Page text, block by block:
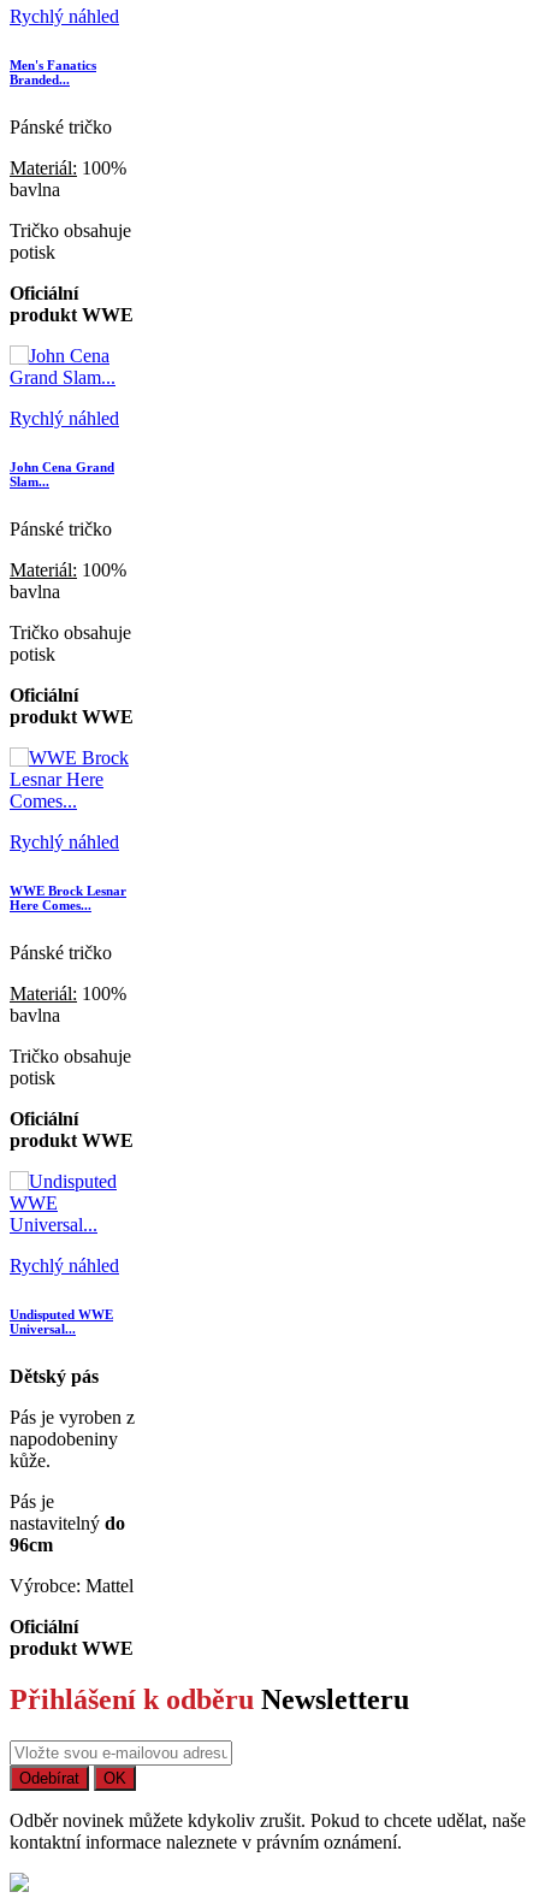
Rychlý náhled
Men's Fanatics
Branded...
Pánské tričko
Materiál: 100%
bavlna
Tričko obsahuje
potisk
Oficiální
produkt WWE
Rychlý náhled
John Cena Grand
Slam...
Pánské tričko
Materiál: 100%
bavlna
Tričko obsahuje
potisk
Oficiální
produkt WWE
Rychlý náhled
WWE Brock Lesnar
Here Comes...
Pánské tričko
Materiál: 100%
bavlna
Tričko obsahuje
potisk
Oficiální
produkt WWE
Rychlý náhled
Undisputed WWE
Universal...
Dětský pás
Pás je vyroben z
napodobeniny
kůže.
Pás je
nastavitelný do
96cm
Výrobce: Mattel
Oficiální
produkt WWE
Přihlášení k odběru Newsletteru
Odběr novinek můžete kdykoliv zrušit. Pokud to chcete udělat, naše
kontaktní informace naleznete v právním oznámení.